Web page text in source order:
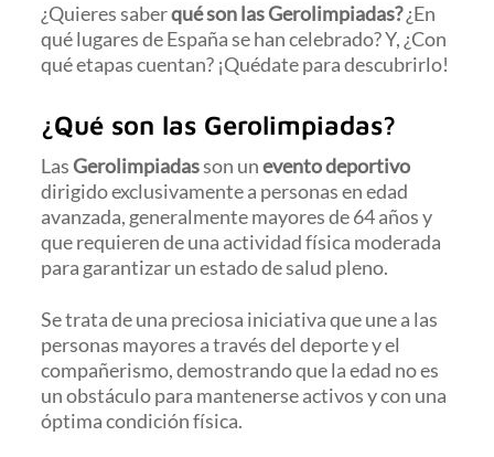
¿Quieres saberqué son las Gerolimpiadas?¿En
qué lugares de España se han celebrado? Y, ¿Con
qué etapas cuentan? ¡Quédate para descubrirlo!
¿Qué son las Gerolimpiadas?
LasGerolimpiadasson unevento deportivo
dirigido exclusivamente a personas en edad
avanzada, generalmente mayores de 64 años y
que requieren de una actividad física moderada
para garantizar un estado de salud pleno.
Se trata de una preciosa iniciativa que une a las
personas mayores a través del deporte y el
compañerismo, demostrando que la edad no es
un obstáculo para mantenerse activos y con una
óptima condición física.